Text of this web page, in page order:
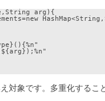
arg){
対象です。多重化するこ